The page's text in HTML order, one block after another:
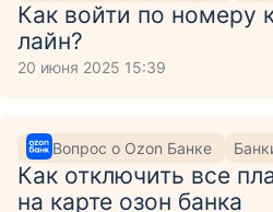
Как войти по номеру
лайн?
20 июня 2025 15:39
Вопрос о Ozon Банке
Как отключить все
на карте озон банка